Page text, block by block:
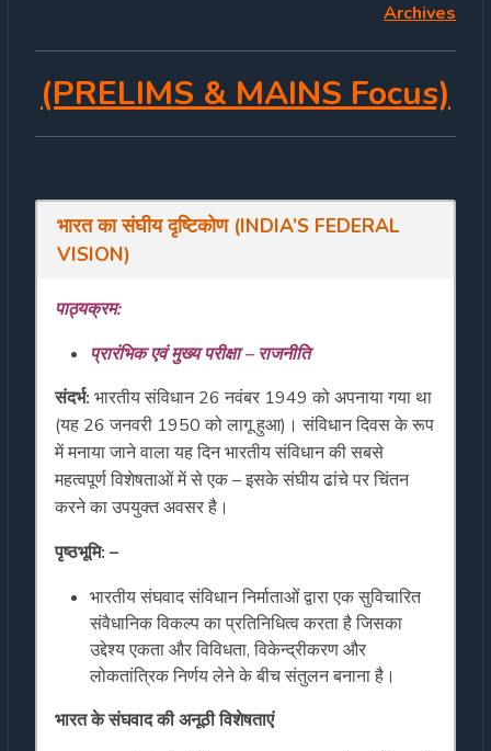
Archives
(PRELIMS & MAINS Focus)
भारत का संघीय दृष्टिकोण (INDIA’S FEDERAL
VISION)
पाठ्यक्रम:
प्रारंभिक एवं मुख्य परीक्षा – राजनीति
संदर्भ: भारतीय संविधान 26 नवंबर 1949 को अपनाया गया था
(यह 26 जनवरी 1950 को लागू हुआ)। संविधान दिवस के रूप
में मनाया जाने वाला यह दिन भारतीय संविधान की सबसे
महत्वपूर्ण विशेषताओं में से एक – इसके संघीय ढांचे पर चिंतन
करने का उपयुक्त अवसर है।
पृष्ठभूमि: –
भारतीय संघवाद संविधान निर्माताओं द्वारा एक सुविचारित
संवैधानिक विकल्प का प्रतिनिधित्व करता है जिसका
उद्देश्य एकता और विविधता, विकेन्द्रीकरण और
लोकतांत्रिक निर्णय लेने के बीच संतुलन बनाना है।
भारत के संघवाद की अनूठी विशेषताएं